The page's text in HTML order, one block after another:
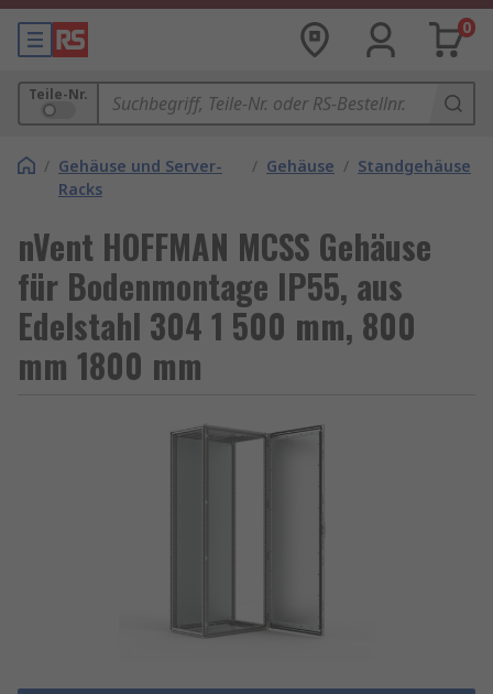
0
Teile-Nr.
/ Gehäuse und Server-
Racks
/ Gehäuse / Standgehäuse
nVent HOFFMAN MCSS Gehäuse
für Bodenmontage IP55, aus
Edelstahl 304 1 500 mm, 800
mm 1800 mm